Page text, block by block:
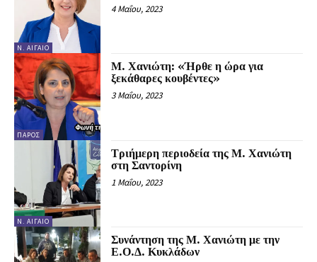
Ν. ΑΙΓΑΊΟ
4 Μαΐου, 2023
ΠΆΡΟΣ
Μ. Χανιώτη: «Ήρθε η ώρα για
ξεκάθαρες κουβέντες»
3 Μαΐου, 2023
Ν. ΑΙΓΑΊΟ
Τριήμερη περιοδεία της Μ. Χανιώτη
στη Σαντορίνη
1 Μαΐου, 2023
Συνάντηση της Μ. Χανιώτη με την
Ε.Ο.Δ. Κυκλάδων